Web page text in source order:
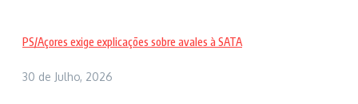
PS/Açores exige explicações sobre avales à SATA
30 de Julho, 2026